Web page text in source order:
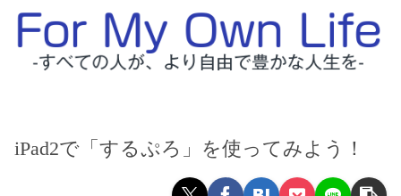
iPad2で「するぷろ」を使ってみよう！